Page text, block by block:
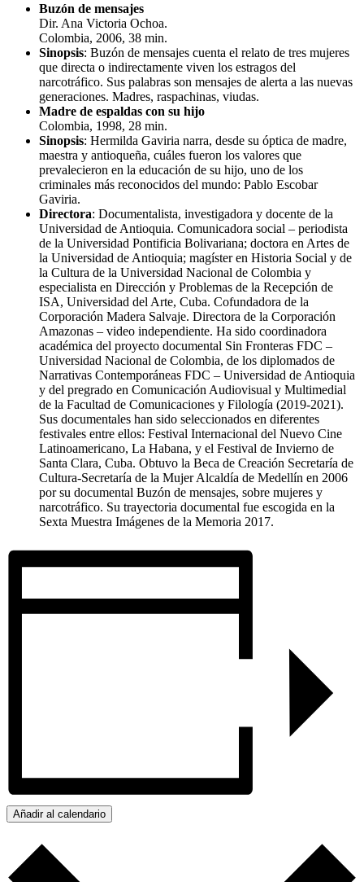
Buzón de mensajes
Dir. Ana Victoria Ochoa.
Colombia, 2006, 38 min.
Sinopsis: Buzón de mensajes cuenta el relato de tres mujeres
que directa o indirectamente viven los estragos del
narcotráfico. Sus palabras son mensajes de alerta a las nuevas
generaciones. Madres, raspachinas, viudas.
Madre de espaldas con su hijo
Colombia, 1998, 28 min.
Sinopsis: Hermilda Gaviria narra, desde su óptica de madre,
maestra y antioqueña, cuáles fueron los valores que
prevalecieron en la educación de su hijo, uno de los
criminales más reconocidos del mundo: Pablo Escobar
Gaviria.
Directora: Documentalista, investigadora y docente de la
Universidad de Antioquia. Comunicadora social – periodista
de la Universidad Pontificia Bolivariana; doctora en Artes de
la Universidad de Antioquia; magíster en Historia Social y de
la Cultura de la Universidad Nacional de Colombia y
especialista en Dirección y Problemas de la Recepción de
ISA, Universidad del Arte, Cuba. Cofundadora de la
Corporación Madera Salvaje. Directora de la Corporación
Amazonas – video independiente. Ha sido coordinadora
académica del proyecto documental Sin Fronteras FDC –
Universidad Nacional de Colombia, de los diplomados de
Narrativas Contemporáneas FDC – Universidad de Antioquia
y del pregrado en Comunicación Audiovisual y Multimedial
de la Facultad de Comunicaciones y Filología (2019-2021).
Sus documentales han sido seleccionados en diferentes
festivales entre ellos: Festival Internacional del Nuevo Cine
Latinoamericano, La Habana, y el Festival de Invierno de
Santa Clara, Cuba. Obtuvo la Beca de Creación Secretaría de
Cultura-Secretaría de la Mujer Alcaldía de Medellín en 2006
por su documental Buzón de mensajes, sobre mujeres y
narcotráfico. Su trayectoria documental fue escogida en la
Sexta Muestra Imágenes de la Memoria 2017.
Añadir al calendario